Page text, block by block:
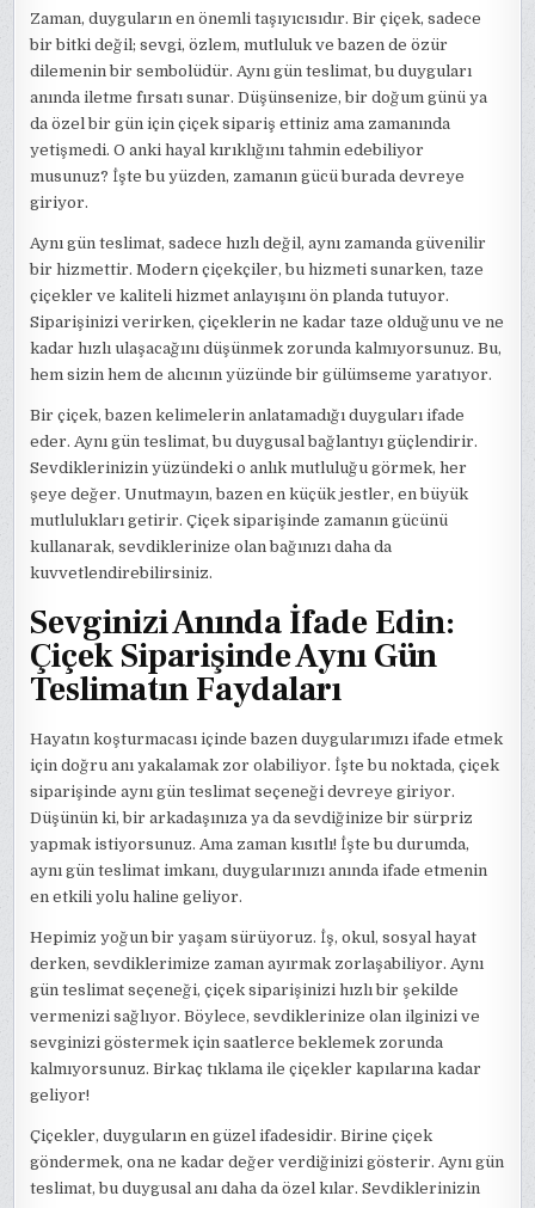
Zaman, duyguların en önemli taşıyıcısıdır. Bir çiçek, sadece
bir bitki değil; sevgi, özlem, mutluluk ve bazen de özür
dilemenin bir sembolüdür. Aynı gün teslimat, bu duyguları
anında iletme fırsatı sunar. Düşünsenize, bir doğum günü ya
da özel bir gün için çiçek sipariş ettiniz ama zamanında
yetişmedi. O anki hayal kırıklığını tahmin edebiliyor
musunuz? İşte bu yüzden, zamanın gücü burada devreye
giriyor.
Aynı gün teslimat, sadece hızlı değil, aynı zamanda güvenilir
bir hizmettir. Modern çiçekçiler, bu hizmeti sunarken, taze
çiçekler ve kaliteli hizmet anlayışını ön planda tutuyor.
Siparişinizi verirken, çiçeklerin ne kadar taze olduğunu ve ne
kadar hızlı ulaşacağını düşünmek zorunda kalmıyorsunuz. Bu,
hem sizin hem de alıcının yüzünde bir gülümseme yaratıyor.
Bir çiçek, bazen kelimelerin anlatamadığı duyguları ifade
eder. Aynı gün teslimat, bu duygusal bağlantıyı güçlendirir.
Sevdiklerinizin yüzündeki o anlık mutluluğu görmek, her
şeye değer. Unutmayın, bazen en küçük jestler, en büyük
mutlulukları getirir. Çiçek siparişinde zamanın gücünü
kullanarak, sevdiklerinize olan bağınızı daha da
kuvvetlendirebilirsiniz.
Sevginizi Anında İfade Edin:
Çiçek Siparişinde Aynı Gün
Teslimatın Faydaları
Hayatın koşturmacası içinde bazen duygularımızı ifade etmek
için doğru anı yakalamak zor olabiliyor. İşte bu noktada, çiçek
siparişinde aynı gün teslimat seçeneği devreye giriyor.
Düşünün ki, bir arkadaşınıza ya da sevdiğinize bir sürpriz
yapmak istiyorsunuz. Ama zaman kısıtlı! İşte bu durumda,
aynı gün teslimat imkanı, duygularınızı anında ifade etmenin
en etkili yolu haline geliyor.
Hepimiz yoğun bir yaşam sürüyoruz. İş, okul, sosyal hayat
derken, sevdiklerimize zaman ayırmak zorlaşabiliyor. Aynı
gün teslimat seçeneği, çiçek siparişinizi hızlı bir şekilde
vermenizi sağlıyor. Böylece, sevdiklerinize olan ilginizi ve
sevginizi göstermek için saatlerce beklemek zorunda
kalmıyorsunuz. Birkaç tıklama ile çiçekler kapılarına kadar
geliyor!
Çiçekler, duyguların en güzel ifadesidir. Birine çiçek
göndermek, ona ne kadar değer verdiğinizi gösterir. Aynı gün
teslimat, bu duygusal anı daha da özel kılar. Sevdiklerinizin